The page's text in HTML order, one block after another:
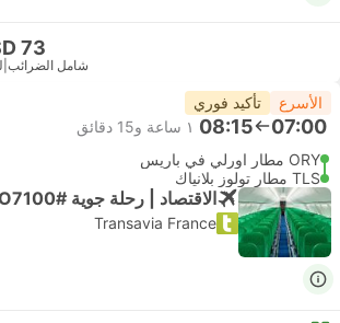
73
شامل الضرائب
الأسرع تأكيد فوري
07:00
08:15 ١ ساعة و‫15 دقائق
ORY مطار اورلي في باريس
TLS مطار تولوز بلانياك
الاقتصاد | رحلة جوية #TO7100
Transavia France